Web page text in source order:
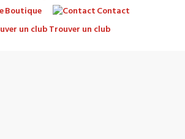
Boutique
Contact
Trouver un club